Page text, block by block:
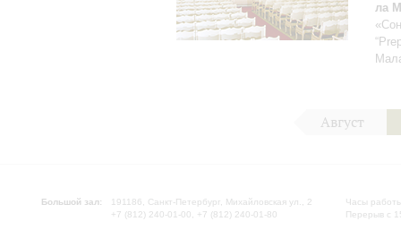
ла
Август
Большой зал:
191186, Санкт-Петербург, Михайловская ул., 2
+7 (812) 240-01-00, +7 (812) 240-01-80
Часы
Перерыв с